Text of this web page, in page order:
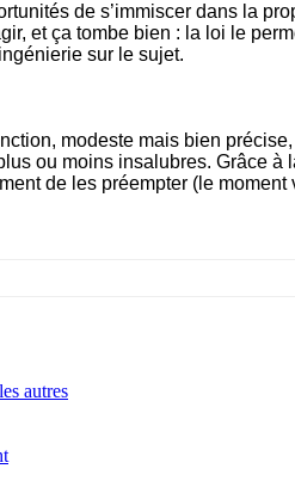
de s’immiscer dans la
et ça tombe bien : la loi le
sur le sujet.
modeste mais bien
ou moins insalubres. Grâce
de les préempter (le
autres